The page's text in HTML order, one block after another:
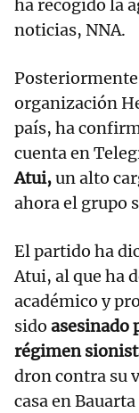
ha recogido la
noticias, NNA.
organización
país, ha
cuenta en
Atui,un alto
ahora el grupo
El partido ha
Atui, al que ha
académico y
sido asesinado
régimen
dron contra su
casa en